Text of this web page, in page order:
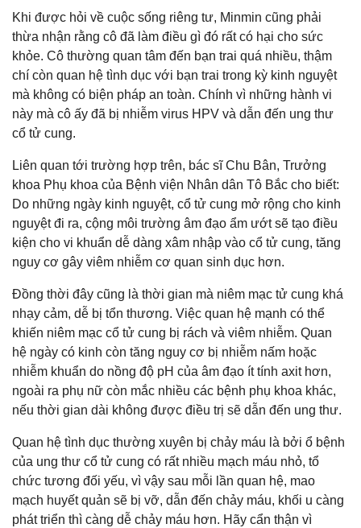
Khi được hỏi về cuộc sống riêng tư, Minmin cũng phải
thừa nhận rằng cô đã làm điều gì đó rất có hại cho sức
khỏe. Cô thường quan tâm đến bạn trai quá nhiều, thậm
chí còn quan hệ tình dục với bạn trai trong kỳ kinh nguyệt
mà không có biện pháp an toàn. Chính vì những hành vi
này mà cô ấy đã bị nhiễm virus HPV và dẫn đến ung thư
cổ tử cung.
Liên quan tới trường hợp trên, bác sĩ Chu Bân, Trưởng
khoa Phụ khoa của Bệnh viện Nhân dân Tô Bắc cho biết:
Do những ngày kinh nguyệt, cổ tử cung mở rộng cho kinh
nguyệt đi ra, cộng môi trường âm đạo ẩm ướt sẽ tạo điều
kiện cho vi khuẩn dễ dàng xâm nhập vào cổ tử cung, tăng
nguy cơ gây viêm nhiễm cơ quan sinh dục hơn.
Đồng thời đây cũng là thời gian mà niêm mạc tử cung khá
nhạy cảm, dễ bị tổn thương. Việc quan hệ mạnh có thể
khiến niêm mạc cổ tử cung bị rách và viêm nhiễm. Quan
hệ ngày có kinh còn tăng nguy cơ bị nhiễm nấm hoặc
nhiễm khuẩn do nồng độ pH của âm đạo ít tính axit hơn,
ngoài ra phụ nữ còn mắc nhiều các bệnh phụ khoa khác,
nếu thời gian dài không được điều trị sẽ dẫn đến ung thư.
Quan hệ tình dục thường xuyên bị chảy máu là bởi ổ bệnh
của ung thư cổ tử cung có rất nhiều mạch máu nhỏ, tổ
chức tương đối yếu, vì vậy sau mỗi lần quan hệ, mao
mạch huyết quản sẽ bị vỡ, dẫn đến chảy máu, khối u càng
phát triển thì càng dễ chảy máu hơn. Hãy cẩn thận vì